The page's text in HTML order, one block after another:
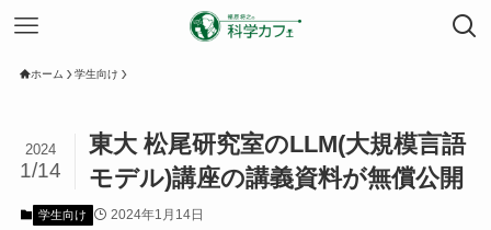
ホーム 学生向け
東大 松尾研究室のLLM(大規模言語
モデル)講座の講義資料が無償公開
2024
1/14
学生向け 2024年1月14日